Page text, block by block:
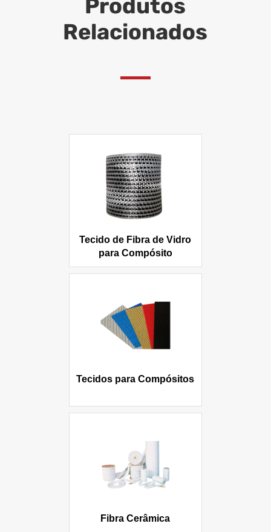
Produtos
Relacionados
Tecido de Fibra de Vidro
para Compósito
Tecidos para Compósitos
Fibra Cerâmica